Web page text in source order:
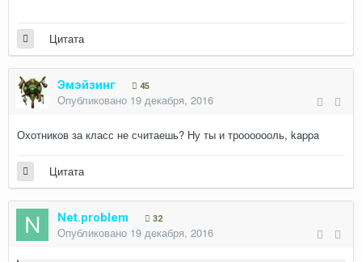
Цитата
Эмэйзинг 45
Опубликовано 19 декабря, 2016
Охотников за класс не считаешь? Ну ты и трооооооль, kappa
Цитата
Net.problem 32
Опубликовано 19 декабря, 2016